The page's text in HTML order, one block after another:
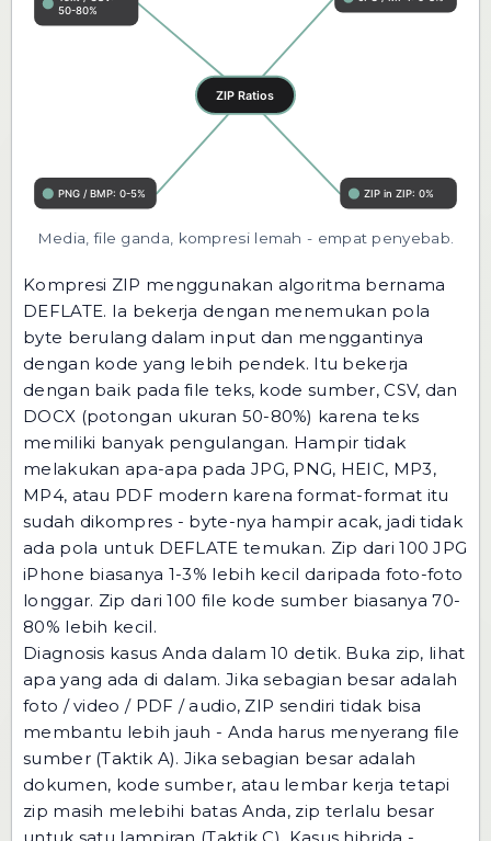
Media, file ganda, kompresi lemah - empat penyebab.
Kompresi ZIP menggunakan algoritma bernama
DEFLATE. Ia bekerja dengan menemukan pola
byte berulang dalam input dan menggantinya
dengan kode yang lebih pendek. Itu bekerja
dengan baik pada file teks, kode sumber, CSV, dan
DOCX (potongan ukuran 50-80%) karena teks
memiliki banyak pengulangan. Hampir tidak
melakukan apa-apa pada JPG, PNG, HEIC, MP3,
MP4, atau PDF modern karena format-format itu
sudah dikompres - byte-nya hampir acak, jadi tidak
ada pola untuk DEFLATE temukan. Zip dari 100 JPG
iPhone biasanya 1-3% lebih kecil daripada foto-foto
longgar. Zip dari 100 file kode sumber biasanya 70-
80% lebih kecil.
Diagnosis kasus Anda dalam 10 detik. Buka zip, lihat
apa yang ada di dalam. Jika sebagian besar adalah
foto / video / PDF / audio, ZIP sendiri tidak bisa
membantu lebih jauh - Anda harus menyerang file
sumber (Taktik A). Jika sebagian besar adalah
dokumen, kode sumber, atau lembar kerja tetapi
zip masih melebihi batas Anda, zip terlalu besar